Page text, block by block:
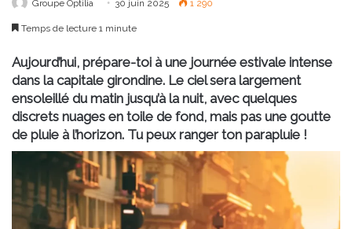
Groupe Optilia 30 juin 2025 1 290
Temps de lecture 1 minute
Aujourd’hui, prépare-toi à une journée estivale intense
dans la capitale girondine. Le ciel sera largement
ensoleillé du matin jusqu’à la nuit, avec quelques
discrets nuages en toile de fond, mais pas une goutte
de pluie à l’horizon. Tu peux ranger ton parapluie !